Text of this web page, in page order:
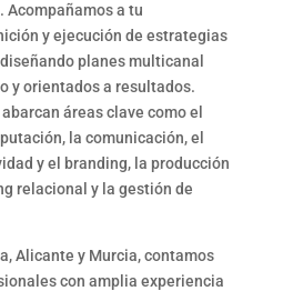
Acompañamos a tu
y ejecución de estrategias
planes multicanal
y orientados a resultados.
áreas clave como el
la comunicación, el
y el branding, la producción
relacional y la gestión de
Alicante y Murcia, contamos
con amplia experiencia